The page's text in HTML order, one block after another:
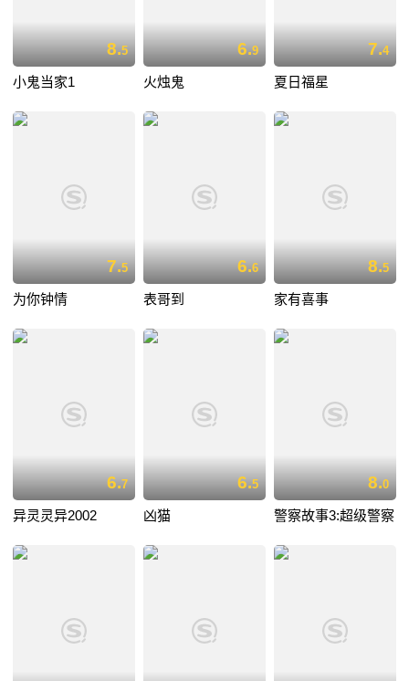
8.5
小鬼当家1
6.9
火烛鬼
7.4
夏日福星
7.5
为你钟情
6.6
表哥到
8.5
家有喜事
6.7
异灵灵异2002
6.5
凶猫
8.0
警察故事3:超级警察